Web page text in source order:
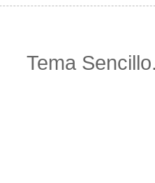
Tema